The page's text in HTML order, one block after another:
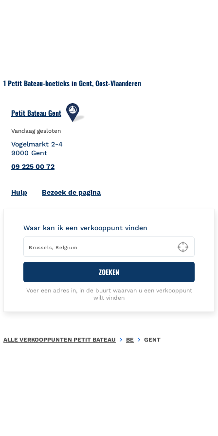
1 Petit Bateau-boetieks in Gent, Oost-Vlaanderen
Petit Bateau Gent
Vandaag gesloten
Vogelmarkt 2-4
9000 Gent
09 225 00 72
HulpLink Opens in New Tab
Bezoek de pagina
Waar kan ik een verkooppunt vinden
Type
ZOEKEN
Voer een adres in, in de buurt waarvan u een verkooppunt
wilt vinden
ALLE VERKOOPPUNTEN PETIT BATEAU BE GENT